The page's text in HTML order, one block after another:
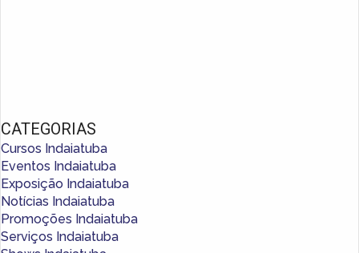
CATEGORIAS
Cursos Indaiatuba
Eventos Indaiatuba
Exposição Indaiatuba
Notícias Indaiatuba
Promoções Indaiatuba
Serviços Indaiatuba